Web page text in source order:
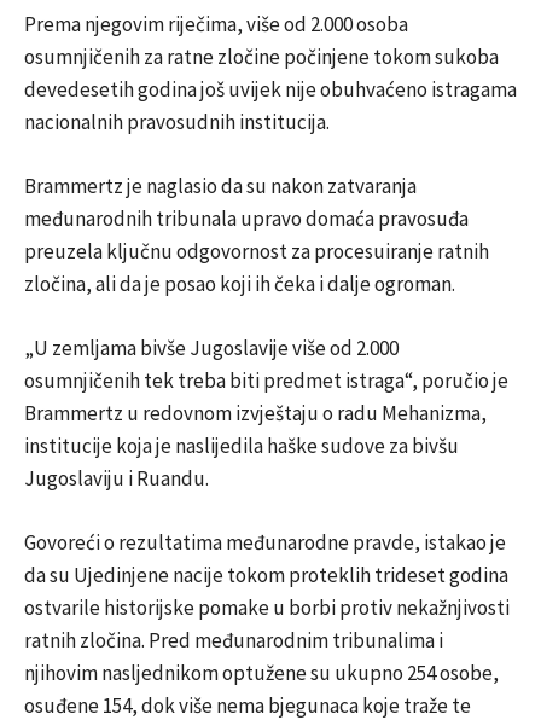
Prema njegovim riječima, više od 2.000 osoba
osumnjičenih za ratne zločine počinjene tokom sukoba
devedesetih godina još uvijek nije obuhvaćeno istragama
nacionalnih pravosudnih institucija.
Brammertz je naglasio da su nakon zatvaranja
međunarodnih tribunala upravo domaća pravosuđa
preuzela ključnu odgovornost za procesuiranje ratnih
zločina, ali da je posao koji ih čeka i dalje ogroman.
„U zemljama bivše Jugoslavije više od 2.000
osumnjičenih tek treba biti predmet istraga“, poručio je
Brammertz u redovnom izvještaju o radu Mehanizma,
institucije koja je naslijedila haške sudove za bivšu
Jugoslaviju i Ruandu.
Govoreći o rezultatima međunarodne pravde, istakao je
da su Ujedinjene nacije tokom proteklih trideset godina
ostvarile historijske pomake u borbi protiv nekažnjivosti
ratnih zločina. Pred međunarodnim tribunalima i
njihovim nasljednikom optužene su ukupno 254 osobe,
osuđene 154, dok više nema bjegunaca koje traže te